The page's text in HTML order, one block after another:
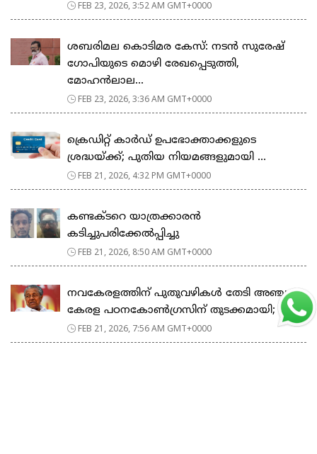
FEB 23, 2026, 3:52 AM GMT+0000
ശബരിമല കൊടിമര കേസ്: നടൻ സുരേഷ്
ഗോപിയുടെ മൊഴി രേഖപ്പെടുത്തി,
മോഹൻലാല...
FEB 23, 2026, 3:36 AM GMT+0000
ക്രെഡിറ്റ് കാർഡ് ഉപഭോക്താക്കളുടെ
ശ്രദ്ധയ്ക്ക്; പുതിയ നിയമങ്ങളുമായി ...
FEB 21, 2026, 4:32 PM GMT+0000
കണ്ടക്ടറെ യാത്രക്കാരൻ
കടിച്ചുപരിക്കേൽപ്പിച്ചു
FEB 21, 2026, 8:50 AM GMT+0000
നവകേരളത്തിന് പുതുവഴികൾ തേടി അഞ്ചാം
കേരള പഠനകോൺഗ്രസിന് തുടക്കമായി; മ...
FEB 21, 2026, 7:56 AM GMT+0000